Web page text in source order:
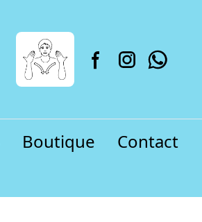
Boutique Contact